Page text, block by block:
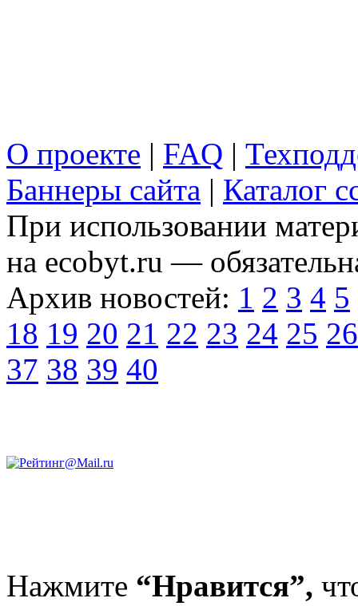
О проекте | FAQ |
Баннеры сайта | Каталог
При использовании
на ecobyt.ru —
Архив новостей: 1 2 3 4 5
18 19 20 21 22 23 24 25 26
37 38 39 40
Нажмите “Нравится”,